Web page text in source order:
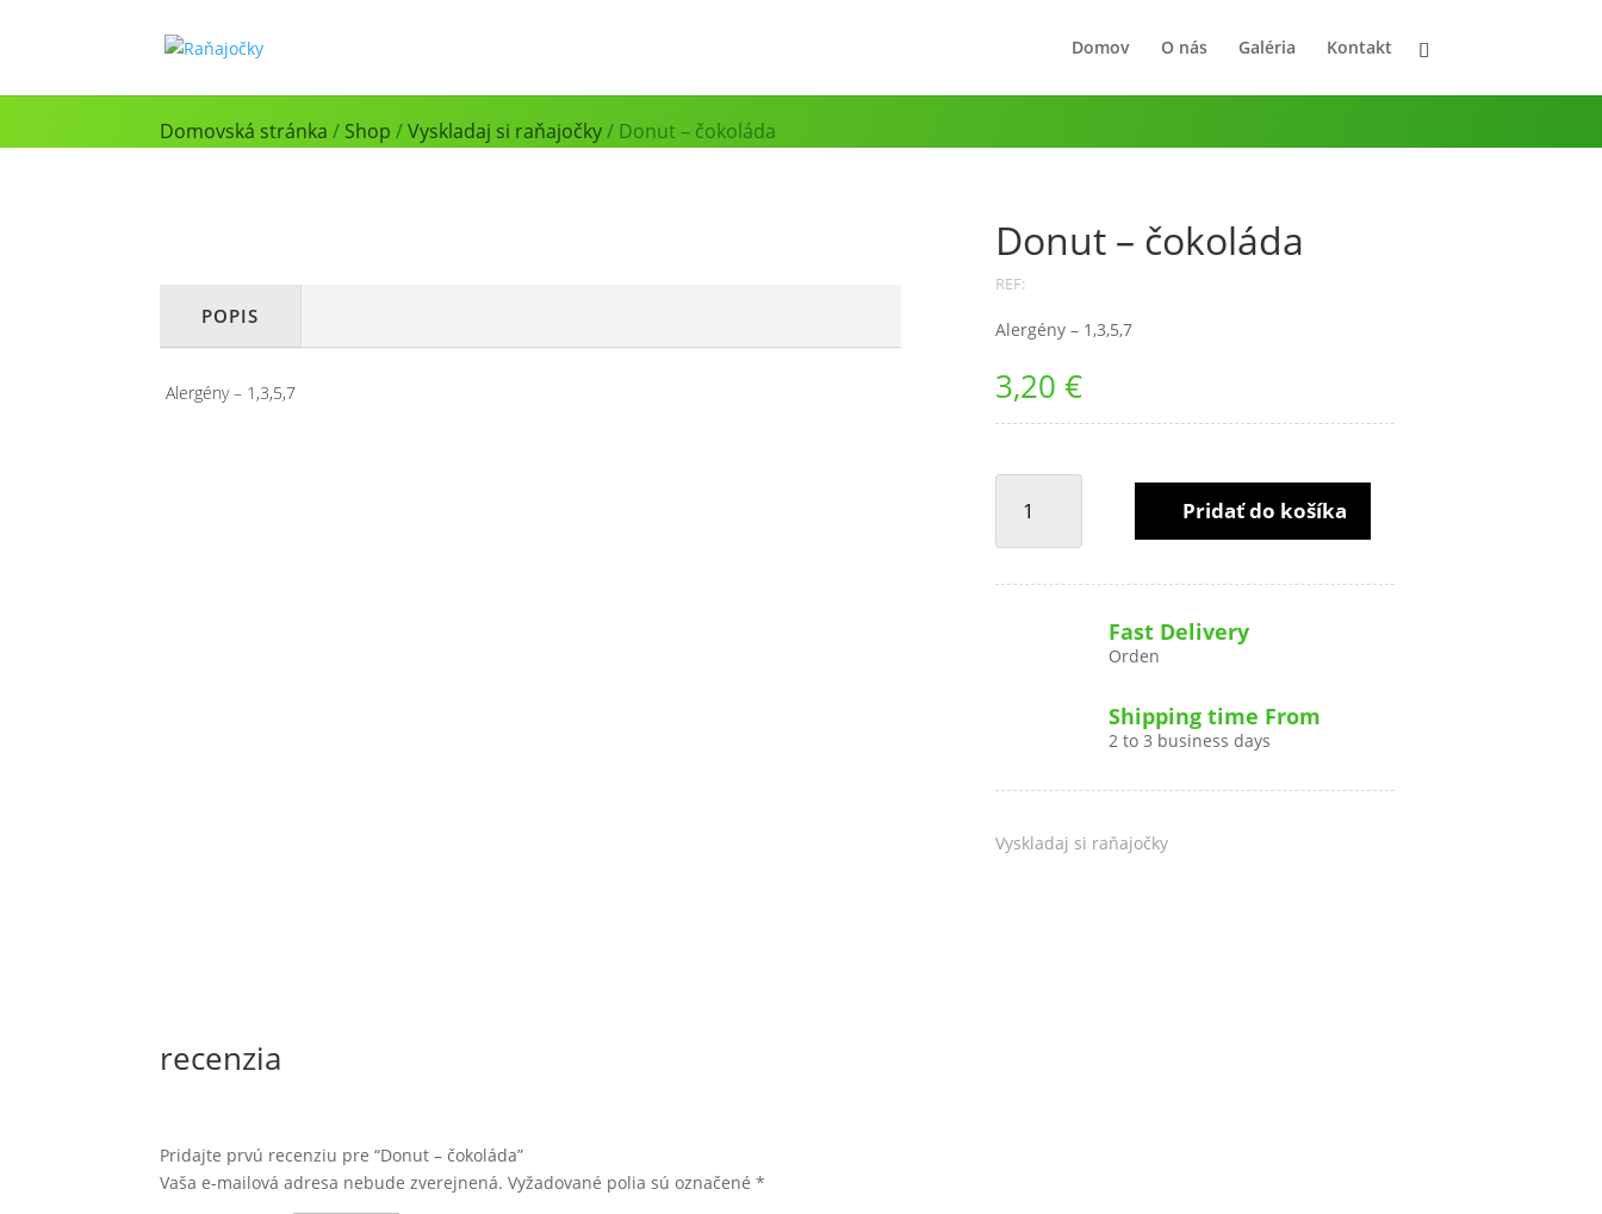
Domov O nás Galéria Kontakt
Domovská stránka / Shop /Vyskladaj si raňajočky/ Donut – čokoláda
POPIS
Alergény – 1,3,5,7
Donut – čokoláda
REF:
Alergény – 1,3,5,7
3,20 €
DONUT
-
Pridať do košíka
Fast Delivery
Orden
Shipping time From
2 to 3 business days
Vyskladaj si raňajočky
recenzia
Pridajte prvú recenziu pre “Donut – čokoláda”
Vaša e-mailová adresa nebude zverejnená. Vyžadované polia sú označené*